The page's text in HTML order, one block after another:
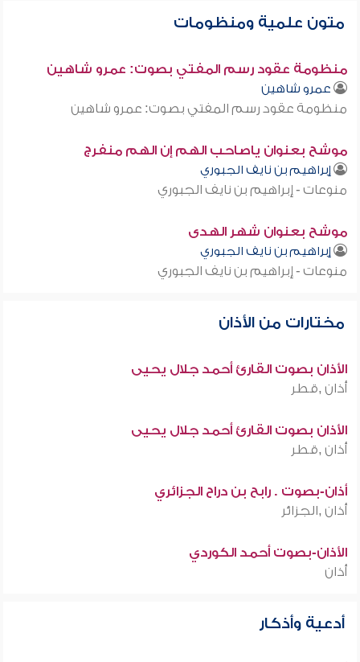
متون علمية ومنظومات
منظومة عقود رسم المفتي بصوت: عمرو شاهين
عمرو شاهين
منظومة عقود رسم المفتي بصوت: عمرو شاهين
موشح بعنوان ياصاحب الهم إن الهم منفرج
إبراهيم بن نايف الجبوري
منوعات - إبراهيم بن نايف الجبوري
موشح بعنوان شهر الهدى
إبراهيم بن نايف الجبوري
منوعات - إبراهيم بن نايف الجبوري
مختارات من الأذان
الأذان بصوت القارئ أحمد جلال يحيى
أذان ,قطر
الأذان بصوت القارئ أحمد جلال يحيى
أذان ,قطر
أذان-بصوت . رابح بن دراح الجزائري
أذان ,الجزائر
الأذان-بصوت أحمد الكوردي
أذان
أدعية وأذكار